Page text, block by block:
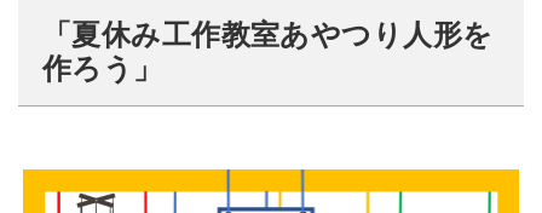
「夏休み工作教室あやつり人形を
作ろう」